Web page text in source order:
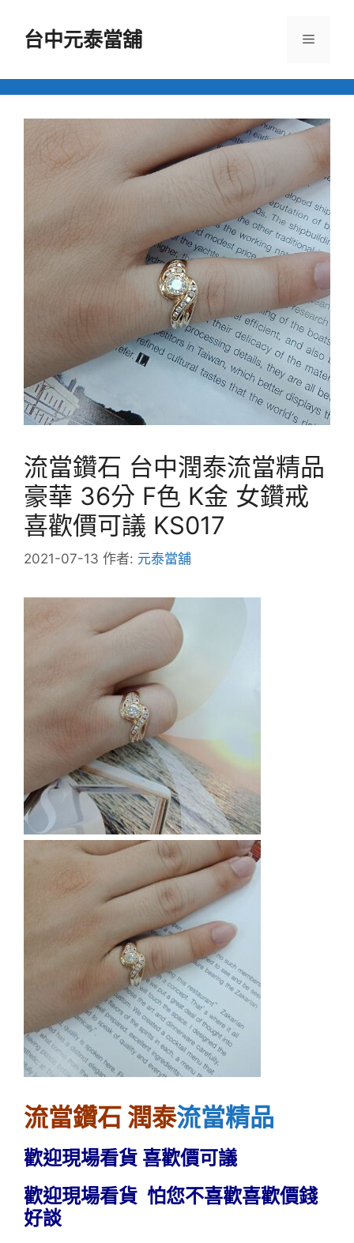
台中元泰當舖 選
流當鑽石 台中潤泰流當精品
豪華 36分 F色 K金 女鑽戒
喜歡價可議 KS017
2021-07-13 作者: 元泰當舖
流當鑽石 潤泰流當精品
歡迎現場看貨 喜歡價可議
歡迎現場看貨 怕您不喜歡喜歡價錢
好談